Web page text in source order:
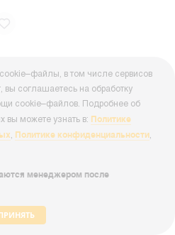
в том числе сервисов
вы соглашаетесь на обработку
cookie–файлов. Подробнее об
вы можете узнать в: Политике
, Политике конфиденциальности,
менеджером после